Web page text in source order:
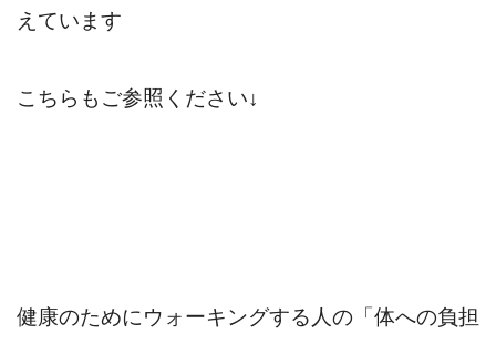
えています
こちらもご参照ください↓
健康のためにウォーキングする人の「体への負担